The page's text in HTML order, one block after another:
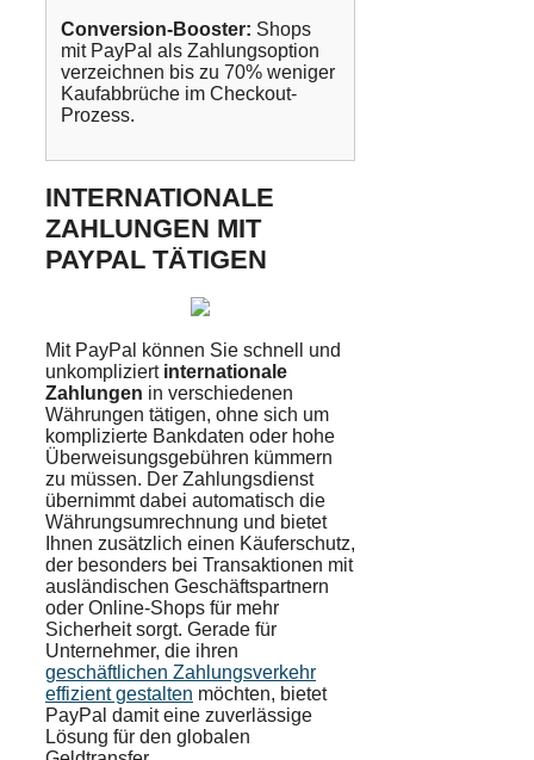
Conversion-Booster: Shops
mit PayPal als Zahlungsoption
verzeichnen bis zu 70% weniger
Kaufabbrüche im Checkout-
Prozess.
INTERNATIONALE
ZAHLUNGEN MIT
PAYPAL TÄTIGEN
Mit PayPal können Sie schnell und
unkompliziert internationale
Zahlungen in verschiedenen
Währungen tätigen, ohne sich um
komplizierte Bankdaten oder hohe
Überweisungsgebühren kümmern
zu müssen. Der Zahlungsdienst
übernimmt dabei automatisch die
Währungsumrechnung und bietet
Ihnen zusätzlich einen Käuferschutz,
der besonders bei Transaktionen mit
ausländischen Geschäftspartnern
oder Online-Shops für mehr
Sicherheit sorgt. Gerade für
Unternehmer, die ihren
geschäftlichen Zahlungsverkehr
effizient gestalten möchten, bietet
PayPal damit eine zuverlässige
Lösung für den globalen